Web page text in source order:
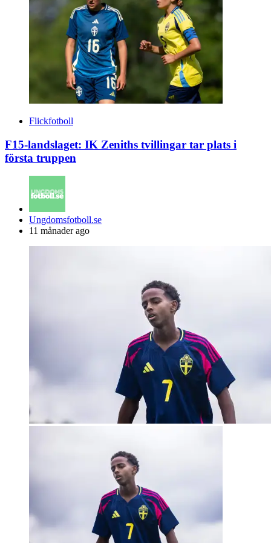
Flickfotboll
F15-landslaget: IK Zeniths tvillingar tar plats i
första truppen
Posted
by
Ungdomsfotboll.se
11 månader ago